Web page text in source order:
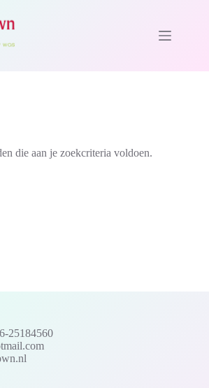
die aan je zoekcriteria voldoen.
25184560